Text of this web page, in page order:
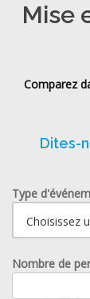
Mise
Comparez
Dites-
Type
Nombre de